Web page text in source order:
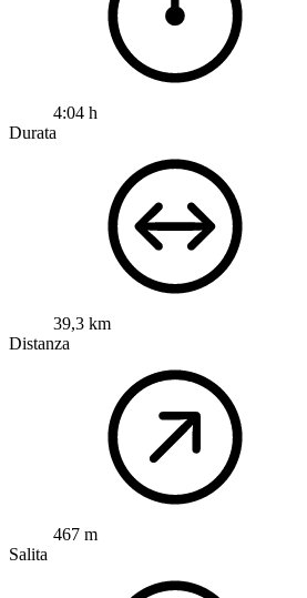
4:04 h
Durata
39,3 km
Distanza
467 m
Salita